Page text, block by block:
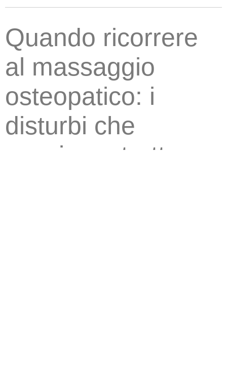
Quando ricorrere
al massaggio
osteopatico: i
disturbi che
possiamo trattare